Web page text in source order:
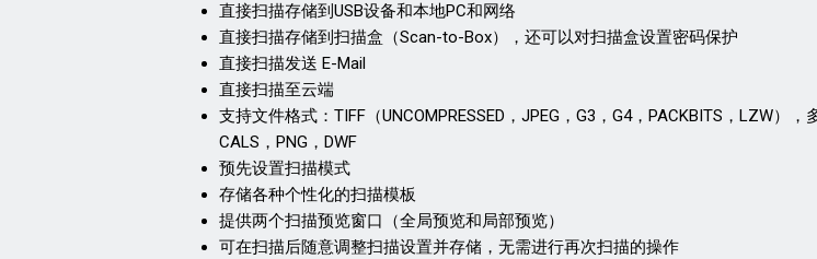
直接扫描存储到USB设备和本地PC和网络
直接扫描存储到扫描盒（Scan-to-Box），还可以对扫描盒设置密码保护
直接扫描发送 E-Mail
直接扫描至云端
支持文件格式：TIFF（UNCOMPRESSED，JPEG，G3，G4，PACKBITS，LZW）
CALS，PNG，DWF
预先设置扫描模式
存储各种个性化的扫描模板
提供两个扫描预览窗口（全局预览和局部预览）
可在扫描后随意调整扫描设置并存储，无需进行再次扫描的操作